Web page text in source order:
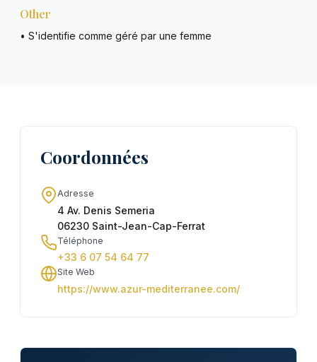
Other
• S'identifie comme géré par une femme
Coordonnées
Adresse
4 Av. Denis Semeria
06230 Saint-Jean-Cap-Ferrat
Téléphone
+33 6 07 54 64 77
Site Web
https://www.azur-mediterranee.com/